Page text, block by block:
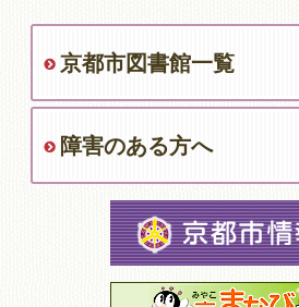
京都市図書館一覧
障害のある方へ